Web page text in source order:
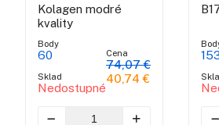
Kolagen modré
kvality
Body
60
Sklad
Nedostupné
Cena
74,07 €
40,74 €